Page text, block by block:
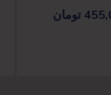
تومان